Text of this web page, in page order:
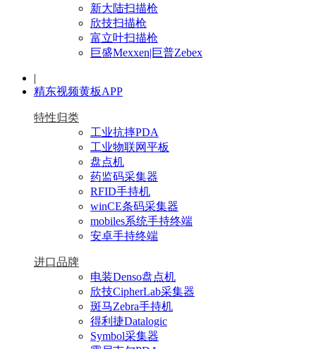
新大陆扫描枪
欣技扫描枪
富立叶扫描枪
巨盛Mexxen|巨普Zebex
|
精东视频黄板APP
特性归类
工业抗摔PDA
工业物联网平板
盘点机
药监码采集器
RFID手持机
winCE条码采集器
mobiles系统手持终端
安卓手持终端
进口品牌
电装Denso盘点机
欣技CipherLab采集器
斑马Zebra手持机
得利捷Datalogic
Symbol采集器